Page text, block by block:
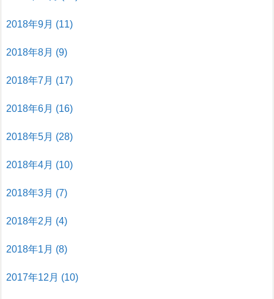
2018年9月 (11)
2018年8月 (9)
2018年7月 (17)
2018年6月 (16)
2018年5月 (28)
2018年4月 (10)
2018年3月 (7)
2018年2月 (4)
2018年1月 (8)
2017年12月 (10)